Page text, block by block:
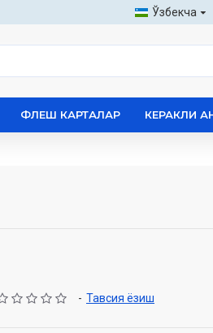
Ўзбекча
ФЛЕШ КАРТАЛАР КЕРАКЛИ
- Тавсия ёзиш